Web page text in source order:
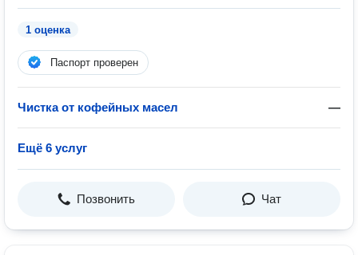
1 оценка
Паспорт проверен
Чистка от кофейных масел —
Ещё 6 услуг
Позвонить Чат